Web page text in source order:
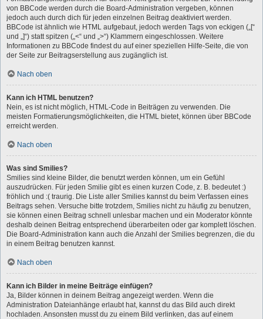
von BBCode werden durch die Board-Administration vergeben, können
jedoch auch durch dich für jeden einzelnen Beitrag deaktiviert werden.
BBCode ist ähnlich wie HTML aufgebaut, jedoch werden Tags von eckigen („[“
und „]“) statt spitzen („<“ und „>“) Klammern eingeschlossen. Weitere
Informationen zu BBCode findest du auf einer speziellen Hilfe-Seite, die von
der Seite zur Beitragserstellung aus zugänglich ist.
Nach oben
Kann ich HTML benutzen?
Nein, es ist nicht möglich, HTML-Code in Beiträgen zu verwenden. Die
meisten Formatierungsmöglichkeiten, die HTML bietet, können über BBCode
erreicht werden.
Nach oben
Was sind Smilies?
Smilies sind kleine Bilder, die benutzt werden können, um ein Gefühl
auszudrücken. Für jeden Smilie gibt es einen kurzen Code, z. B. bedeutet :)
fröhlich und :( traurig. Die Liste aller Smilies kannst du beim Verfassen eines
Beitrags sehen. Versuche bitte trotzdem, Smilies nicht zu häufig zu benutzen,
sie können einen Beitrag schnell unlesbar machen und ein Moderator könnte
deshalb deinen Beitrag entsprechend überarbeiten oder gar komplett löschen.
Die Board-Administration kann auch die Anzahl der Smilies begrenzen, die du
in einem Beitrag benutzen kannst.
Nach oben
Kann ich Bilder in meine Beiträge einfügen?
Ja, Bilder können in deinem Beitrag angezeigt werden. Wenn die
Administration Dateianhänge erlaubt hat, kannst du das Bild auch direkt
hochladen. Ansonsten musst du zu einem Bild verlinken, das auf einem